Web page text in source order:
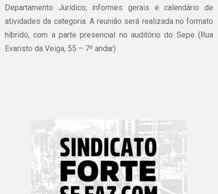
Departamento Jurídico; informes gerais e calendário de
atividades da categoria. A reunião será realizada no formato
híbrido, com a parte presencial no auditório do Sepe (Rua
Evaristo da Veiga, 55 – 7º andar)